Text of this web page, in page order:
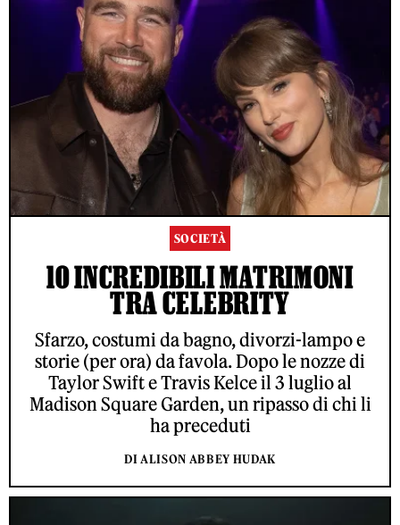
SOCIETÀ
10 INCREDIBILI MATRIMONI
TRA CELEBRITY
Sfarzo, costumi da bagno, divorzi-lampo e
storie (per ora) da favola. Dopo le nozze di
Taylor Swift e Travis Kelce il 3 luglio al
Madison Square Garden, un ripasso di chi li
ha preceduti
DI ALISON ABBEY HUDAK